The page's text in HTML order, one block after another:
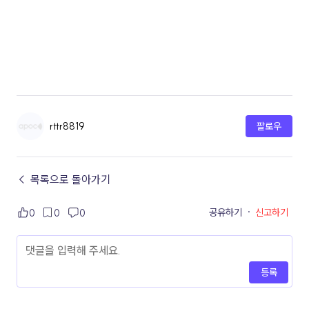
rttr8819 팔로우
← 목록으로 돌아가기
0 0 0 공유하기 · 신고하기
등록